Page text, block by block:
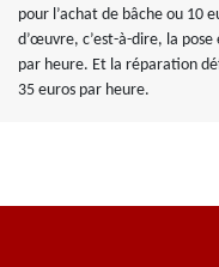
pour l’achat de bâche ou 10
d’œuvre, c’est-à-dire, la
par heure. Et la réparation
35 euros par heure.